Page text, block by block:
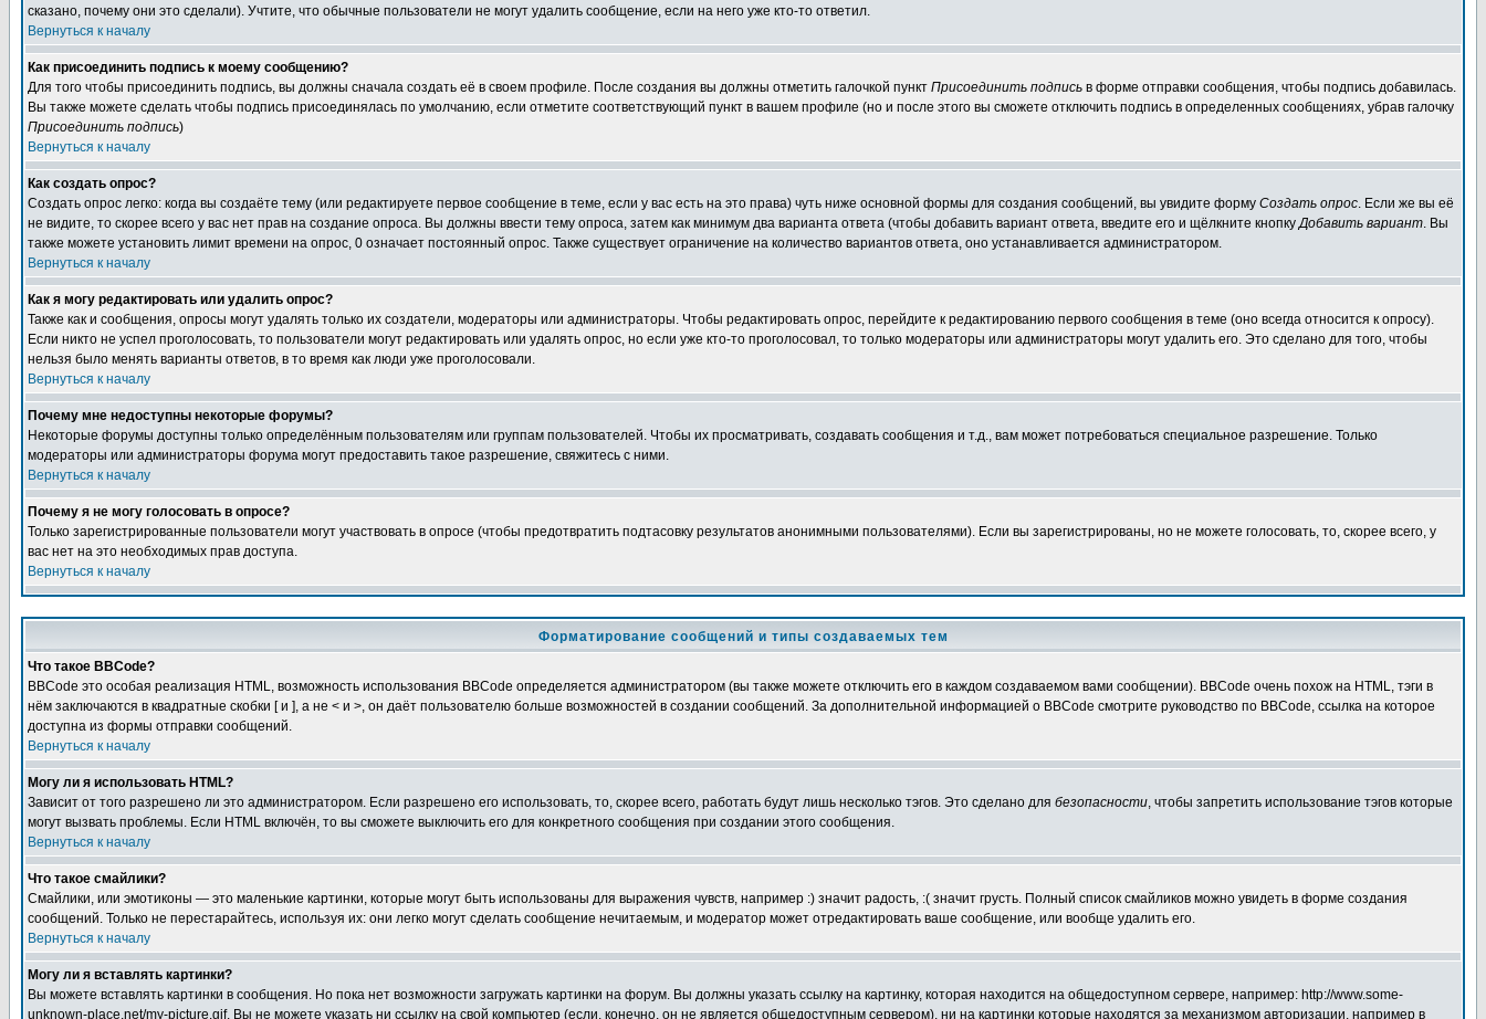
сказано, почему они это сделали). Учтите, что обычные пользователи не могут удалить сообщение, если на него уже кто-то ответил.
Вернуться к началу
Как присоединить подпись к моему сообщению?
Для того чтобы присоединить подпись, вы должны сначала создать её в своем профиле. После создания вы должны отметить галочкой пункт Присоединить подпись в форме отправки сообщения, чтобы подпись добавилась.
Вы также можете сделать чтобы подпись присоединялась по умолчанию, если отметите соответствующий пункт в вашем профиле (но и после этого вы сможете отключить подпись в определенных сообщениях, убрав галочку
Присоединить подпись)
Вернуться к началу
Как создать опрос?
Создать опрос легко: когда вы создаёте тему (или редактируете первое сообщение в теме, если у вас есть на это права) чуть ниже основной формы для создания сообщений, вы увидите форму Создать опрос. Если же вы её
не видите, то скорее всего у вас нет прав на создание опроса. Вы должны ввести тему опроса, затем как минимум два варианта ответа (чтобы добавить вариант ответа, введите его и щёлкните кнопкуДобавить вариант. Вы
также можете установить лимит времени на опрос, 0 означает постоянный опрос. Также существует ограничение на количество вариантов ответа, оно устанавливается администратором.
Вернуться к началу
Как я могу редактировать или удалить опрос?
Также как и сообщения, опросы могут удалять только их создатели, модераторы или администраторы. Чтобы редактировать опрос, перейдите к редактированию первого сообщения в теме (оно всегда относится к опросу).
Если никто не успел проголосовать, то пользователи могут редактировать или удалять опрос, но если уже кто-то проголосовал, то только модераторы или администраторы могут удалить его. Это сделано для того, чтобы
нельзя было менять варианты ответов, в то время как люди уже проголосовали.
Вернуться к началу
Почему мне недоступны некоторые форумы?
Некоторые форумы доступны только определённым пользователям или группам пользователей. Чтобы их просматривать, создавать сообщения и т.д., вам может потребоваться специальное разрешение. Только
модераторы или администраторы форума могут предоставить такое разрешение, свяжитесь с ними.
Вернуться к началу
Почему я не могу голосовать в опросе?
Только зарегистрированные пользователи могут участвовать в опросе (чтобы предотвратить подтасовку результатов анонимными пользователями). Если вы зарегистрированы, но не можете голосовать, то, скорее всего, у
вас нет на это необходимых прав доступа.
Вернуться к началу
Форматирование сообщений и типы создаваемых тем
Что такое BBCode?
BBCode это особая реализация HTML, возможность использования BBCode определяется администратором (вы также можете отключить его в каждом создаваемом вами сообщении). BBCode очень похож на HTML, тэги в
нём заключаются в квадратные скобки [ и ], а не < и >, он даёт пользователю больше возможностей в создании сообщений. За дополнительной информацией о BBCode смотрите руководство по BBCode, ссылка на которое
доступна из формы отправки сообщений.
Вернуться к началу
Могу ли я использовать HTML?
Зависит от того разрешено ли это администратором. Если разрешено его использовать, то, скорее всего, работать будут лишь несколько тэгов. Это сделано для безопасности, чтобы запретить использование тэгов которые
могут вызвать проблемы. Если HTML включён, то вы сможете выключить его для конкретного сообщения при создании этого сообщения.
Вернуться к началу
Что такое смайлики?
Смайлики, или эмотиконы — это маленькие картинки, которые могут быть использованы для выражения чувств, например :) значит радость, :( значит грусть. Полный список смайликов можно увидеть в форме создания
сообщений. Только не перестарайтесь, используя их: они легко могут сделать сообщение нечитаемым, и модератор может отредактировать ваше сообщение, или вообще удалить его.
Вернуться к началу
Могу ли я вставлять картинки?
Вы можете вставлять картинки в сообщения. Но пока нет возможности загружать картинки на форум. Вы должны указать ссылку на картинку, которая находится на общедоступном сервере, например: http://www.some-
unknown-place.net/my-picture.gif. Вы не можете указать ни ссылку на свой компьютер (если, конечно, он не является общедоступным сервером), ни на картинки которые находятся за механизмом авторизации, например в